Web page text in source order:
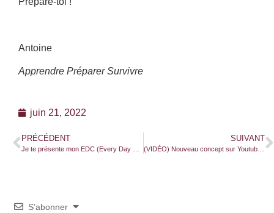
Antoine
Apprendre Préparer Survivre
juin 21, 2022
PRÉCÉDENT
Je te présente mon EDC (Every Day Carry) urbain !
SUIVANT
(VIDÉO) Nouveau concept sur Youtube : Les histoires de survie !
S’abonner